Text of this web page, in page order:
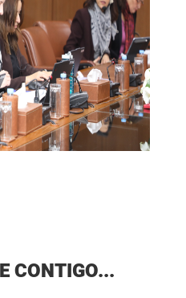
CONTIGO...